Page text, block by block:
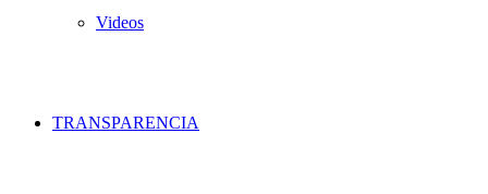
Videos
TRANSPARENCIA